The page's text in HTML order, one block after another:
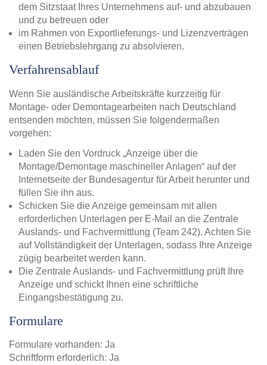
dem Sitzstaat Ihres Unternehmens auf- und abzubauen
und zu betreuen oder
im Rahmen von Exportlieferungs- und Lizenzverträgen
einen Betriebslehrgang zu absolvieren.
Verfahrensablauf
Wenn Sie ausländische Arbeitskräfte kurzzeitig für
Montage- oder Demontagearbeiten nach Deutschland
entsenden möchten, müssen Sie folgendermaßen
vorgehen:
Laden Sie den Vordruck „Anzeige über die
Montage/Demontage maschineller Anlagen“ auf der
Internetseite der Bundesagentur für Arbeit herunter und
füllen Sie ihn aus.
Schicken Sie die Anzeige gemeinsam mit allen
erforderlichen Unterlagen per E-Mail an die Zentrale
Auslands- und Fachvermittlung (Team 242). Achten Sie
auf Vollständigkeit der Unterlagen, sodass Ihre Anzeige
zügig bearbeitet werden kann.
Die Zentrale Auslands- und Fachvermittlung prüft Ihre
Anzeige und schickt Ihnen eine schriftliche
Eingangsbestätigung zu.
Formulare
Formulare vorhanden: Ja
Schriftform erforderlich: Ja